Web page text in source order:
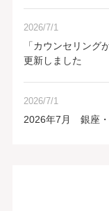
2026/7/1
「カウンセリング
更新しました
2026/7/1
2026年7月 銀座・